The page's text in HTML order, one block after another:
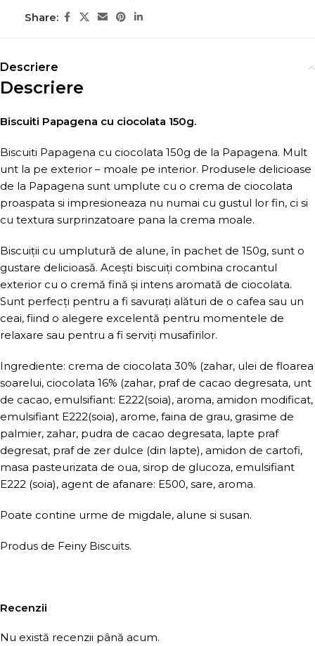
Share:
Descriere
Descriere
Biscuiti Papagena cu ciocolata 150g.
Biscuiti Papagena cu ciocolata 150g de la Papagena. Mult
unt la pe exterior – moale pe interior. Produsele delicioase
de la Papagena sunt umplute cu o crema de ciocolata
proaspata si impresioneaza nu numai cu gustul lor fin, ci si
cu textura surprinzatoare pana la crema moale.
Biscuiții cu umplutură de alune, în pachet de 150g, sunt o
gustare delicioasă. Acești biscuiți combina crocantul
exterior cu o cremă fină și intens aromată de ciocolata.
Sunt perfecți pentru a fi savurați alături de o cafea sau un
ceai, fiind o alegere excelentă pentru momentele de
relaxare sau pentru a fi serviți musafirilor.
Ingrediente: crema de ciocolata 30% (zahar, ulei de floarea
soarelui, ciocolata 16% (zahar, praf de cacao degresata, unt
de cacao, emulsifiant: E222(soia), aroma, amidon modificat,
emulsifiant E222(soia), arome, faina de grau, grasime de
palmier, zahar, pudra de cacao degresata, lapte praf
degresat, praf de zer dulce (din lapte), amidon de cartofi,
masa pasteurizata de oua, sirop de glucoza, emulsifiant
E222 (soia), agent de afanare: E500, sare, aroma.
Poate contine urme de migdale, alune si susan.
Produs de Feiny Biscuits.
Recenzii
Nu există recenzii până acum.